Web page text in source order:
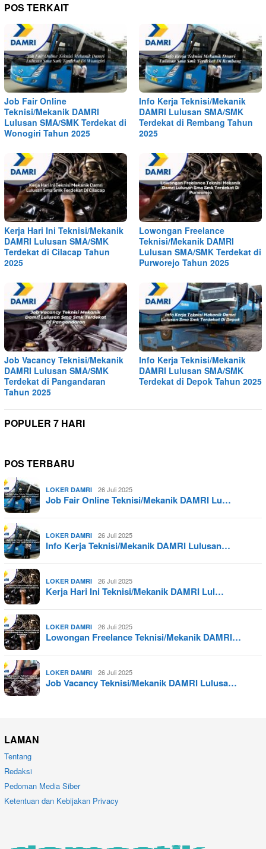
POS TERKAIT
Job Fair Online
Teknisi/Mekanik DAMRI
Lulusan SMA/SMK Terdekat di
Wonogiri Tahun 2025
Info Kerja Teknisi/Mekanik
DAMRI Lulusan SMA/SMK
Terdekat di Rembang Tahun
2025
Kerja Hari Ini Teknisi/Mekanik
DAMRI Lulusan SMA/SMK
Terdekat di Cilacap Tahun
2025
Lowongan Freelance
Teknisi/Mekanik DAMRI
Lulusan SMA/SMK Terdekat di
Purworejo Tahun 2025
Job Vacancy Teknisi/Mekanik
DAMRI Lulusan SMA/SMK
Terdekat di Pangandaran
Tahun 2025
Info Kerja Teknisi/Mekanik
DAMRI Lulusan SMA/SMK
Terdekat di Depok Tahun 2025
POPULER 7 HARI
POS TERBARU
LOKER DAMRI 26 Juli 2025
Job Fair Online Teknisi/Mekanik DAMRI Lu…
LOKER DAMRI 26 Juli 2025
Info Kerja Teknisi/Mekanik DAMRI Lulusan…
LOKER DAMRI 26 Juli 2025
Kerja Hari Ini Teknisi/Mekanik DAMRI Lul…
LOKER DAMRI 26 Juli 2025
Lowongan Freelance Teknisi/Mekanik DAMRI…
LOKER DAMRI 26 Juli 2025
Job Vacancy Teknisi/Mekanik DAMRI Lulusa…
LAMAN
Tentang
Redaksi
Pedoman Media Siber
Ketentuan dan Kebijakan Privacy